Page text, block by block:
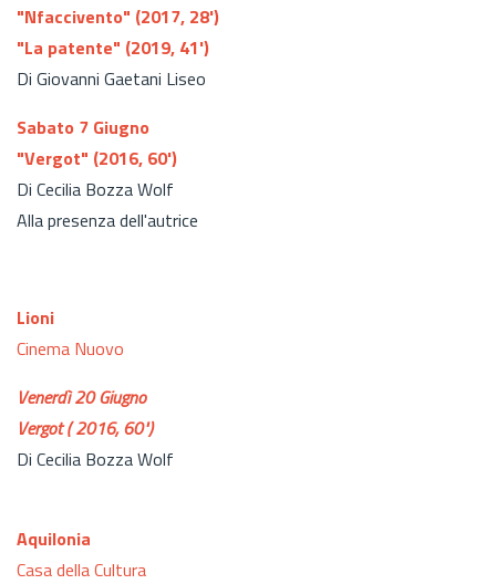
"Nfaccivento" (2017, 28')
"La patente" (2019, 41')
Di Giovanni Gaetani Liseo
Sabato 7 Giugno
"Vergot" (2016, 60')
Di Cecilia Bozza Wolf
Alla presenza dell'autrice
Lioni
Cinema Nuovo
Venerdì 20 Giugno
Vergot ( 2016, 60")
Di Cecilia Bozza Wolf
Aquilonia
Casa della Cultura